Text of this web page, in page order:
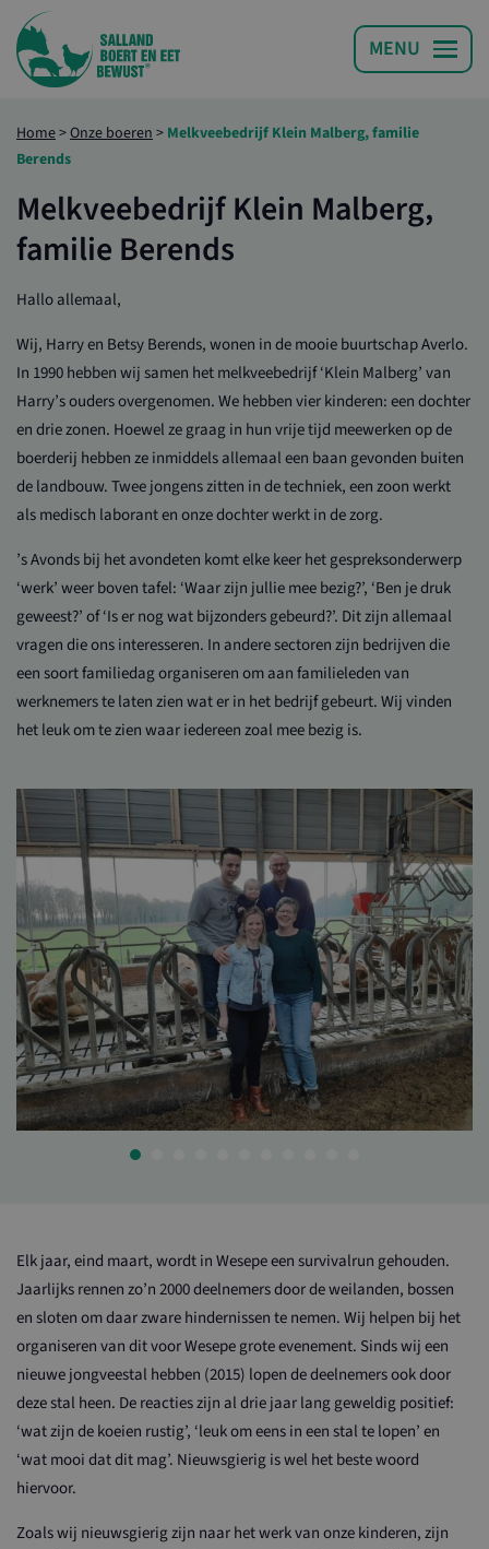
Home>Onze boeren > Melkveebedrijf Klein Malberg, familie
Berends
Melkveebedrijf Klein Malberg,
familie Berends
Hallo allemaal,
Wij, Harry en Betsy Berends, wonen in de mooie buurtschap Averlo.
In 1990 hebben wij samen het melkveebedrijf ‘Klein Malberg’ van
Harry’s ouders overgenomen. We hebben vier kinderen: een dochter
en drie zonen. Hoewel ze graag in hun vrije tijd meewerken op de
boerderij hebben ze inmiddels allemaal een baan gevonden buiten
de landbouw. Twee jongens zitten in de techniek, een zoon werkt
als medisch laborant en onze dochter werkt in de zorg.
’s Avonds bij het avondeten komt elke keer het gespreksonderwerp
‘werk’ weer boven tafel: ‘Waar zijn jullie mee bezig?’, ‘Ben je druk
geweest?’ of ‘Is er nog wat bijzonders gebeurd?’. Dit zijn allemaal
vragen die ons interesseren. In andere sectoren zijn bedrijven die
een soort familiedag organiseren om aan familieleden van
werknemers te laten zien wat er in het bedrijf gebeurt. Wij vinden
het leuk om te zien waar iedereen zoal mee bezig is.
Elk jaar, eind maart, wordt in Wesepe een survivalrun gehouden.
Jaarlijks rennen zo’n 2000 deelnemers door de weilanden, bossen
en sloten om daar zware hindernissen te nemen. Wij helpen bij het
organiseren van dit voor Wesepe grote evenement. Sinds wij een
nieuwe jongveestal hebben (2015) lopen de deelnemers ook door
deze stal heen. De reacties zijn al drie jaar lang geweldig positief:
‘wat zijn de koeien rustig’, ‘leuk om eens in een stal te lopen’ en
‘wat mooi dat dit mag’. Nieuwsgierig is wel het beste woord
hiervoor.
Zoals wij nieuwsgierig zijn naar het werk van onze kinderen, zijn